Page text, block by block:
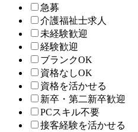
急募
介護福祉士求人
未経験歓迎
経験歓迎
ブランクOK
資格なしOK
資格を活かせる
新卒・第二新卒歓迎
PCスキル不要
接客経験を活かせる